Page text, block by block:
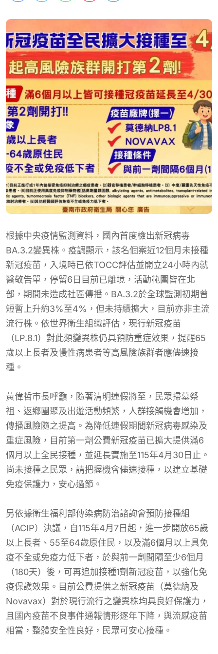
根據中央疫情監測資料，國內首度檢出新冠病毒
BA.3.2變異株。疫調顯示，該名個案近12個月未接種
新冠疫苗，入境時已依TOCC評估並開立24小時內就
醫敬告單，停留6日目前已離境，活動範圍皆在北
部，期間未造成社區傳播。BA.3.2於全球監測初期曾
短暫上升約3%至4%，但未持續擴大，目前亦非主流
流行株。依世界衛生組織評估，現行新冠疫苗
（LP.8.1）對此類變異株仍具預防重症效果，提醒65
歲以上長者及慢性病患者等高風險族群者應儘速接
種。
黃偉哲市長呼籲，隨著清明連假將至，民眾掃墓祭
祖、返鄉團聚及出遊活動頻繁，人群接觸機會增加，
傳播風險隨之提高。為降低連假期間新冠病毒感染及
重症風險，目前第一劑公費新冠疫苗已擴大提供滿6
個月以上全民接種，並延長實施至115年4月30日止。
尚未接種之民眾，請把握機會儘速接種，以建立基礎
免疫保護力，安心過節。
另依據衛生福利部傳染病防治諮詢會預防接種組
（ACIP）決議，自115年4月7日起，進一步開放65歲
以上長者、55至64歲原住民，以及滿6個月以上具免
疫不全或免疫力低下者，於與前一劑間隔至少6個月
（180天）後，可再追加接種1劑新冠疫苗，以強化免
疫保護效果。目前公費提供之新冠疫苗（莫德納及
Novavax）對於現行流行之變異株均具良好保護力，
且國內疫苗不良事件通報情形逐年下降，與流感疫苗
相當，整體安全性良好，民眾可安心接種。